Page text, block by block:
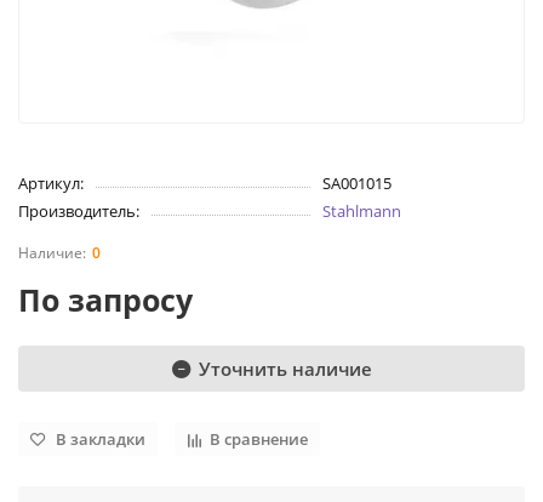
Артикул:
SA001015
Производитель:
Stahlmann
0
По запросу
Уточнить наличие
В закладки В сравнение